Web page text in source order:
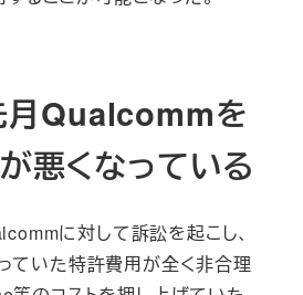
Qualcommを
悪くなっている
に対して訴訟を起こし、
ていた特許費用が全く非合理